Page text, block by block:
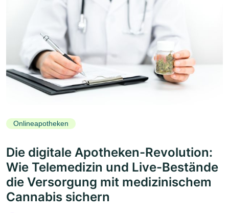
Onlineapotheken
Die digitale Apotheken-Revolution:
Wie Telemedizin und Live-Bestände
die Versorgung mit medizinischem
Cannabis sichern